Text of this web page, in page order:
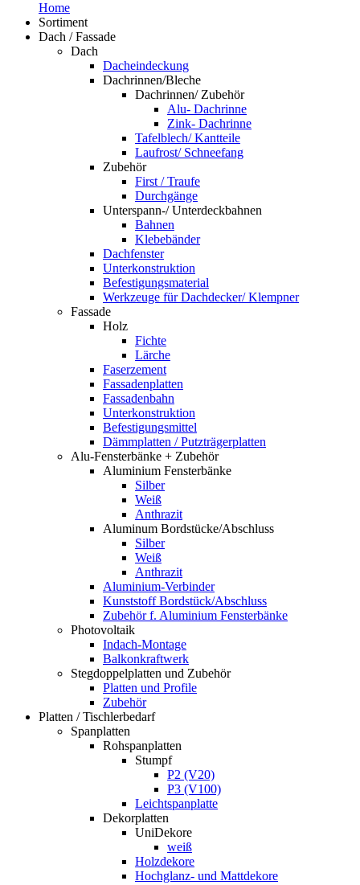
Home
Sortiment
Dach / Fassade
Dach
Dacheindeckung
Dachrinnen/Bleche
Dachrinnen/ Zubehör
Alu- Dachrinne
Zink- Dachrinne
Tafelblech/ Kantteile
Laufrost/ Schneefang
Zubehör
First / Traufe
Durchgänge
Unterspann-/ Unterdeckbahnen
Bahnen
Klebebänder
Dachfenster
Unterkonstruktion
Befestigungsmaterial
Werkzeuge für Dachdecker/ Klempner
Fassade
Holz
Fichte
Lärche
Faserzement
Fassadenplatten
Fassadenbahn
Unterkonstruktion
Befestigungsmittel
Dämmplatten / Putzträgerplatten
Alu-Fensterbänke + Zubehör
Aluminium Fensterbänke
Silber
Weiß
Anthrazit
Aluminum Bordstücke/Abschluss
Silber
Weiß
Anthrazit
Aluminium-Verbinder
Kunststoff Bordstück/Abschluss
Zubehör f. Aluminium Fensterbänke
Photovoltaik
Indach-Montage
Balkonkraftwerk
Stegdoppelplatten und Zubehör
Platten und Profile
Zubehör
Platten / Tischlerbedarf
Spanplatten
Rohspanplatten
Stumpf
P2 (V20)
P3 (V100)
Leichtspanplatte
Dekorplatten
UniDekore
weiß
Holzdekore
Hochglanz- und Mattdekore